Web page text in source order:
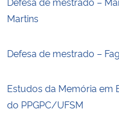
Banco Central do Brasil
Martins
Defesa de mestrado –
Estudos da Memória em
do PPGPC/UFSM